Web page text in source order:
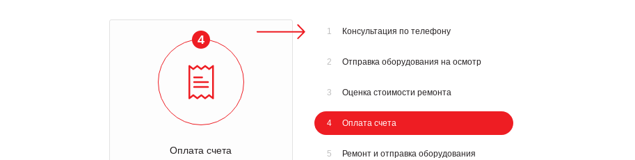
4
Оплата счета
1 Консультация по телефону
2 Отправка оборудования на осмотр
3 Оценка стоимости ремонта
4 Оплата счета
5 Ремонт и отправка оборудования